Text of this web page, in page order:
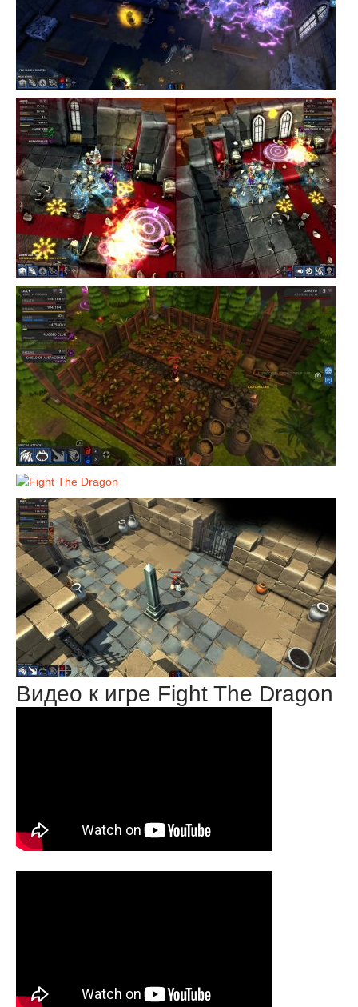
Видео к игре Fight The Dragon